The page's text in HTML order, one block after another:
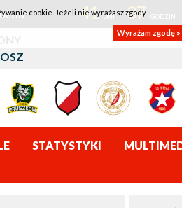
41 07
STATYSTYKI
cookie. Jeżeli nie wyrażasz zgody
Wyrażam zgodę »